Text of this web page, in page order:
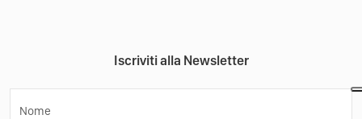
Iscriviti alla Newsletter
Nome